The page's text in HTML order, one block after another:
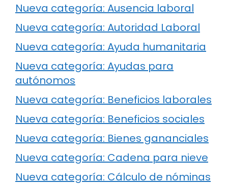
Nueva categoría: Ausencia laboral
Nueva categoría: Autoridad Laboral
Nueva categoría: Ayuda humanitaria
Nueva categoría: Ayudas para
autónomos
Nueva categoría: Beneficios laborales
Nueva categoría: Beneficios sociales
Nueva categoría: Bienes gananciales
Nueva categoría: Cadena para nieve
Nueva categoría: Cálculo de nóminas